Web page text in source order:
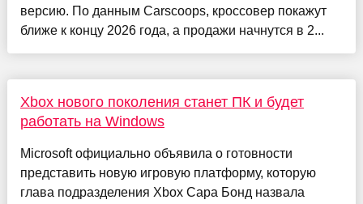
версию. По данным Carscoops, кроссовер покажут
ближе к концу 2026 года, а продажи начнутся в 2...
Xbox нового поколения станет ПК и будет
работать на Windows
Microsoft официально объявила о готовности
представить новую игровую платформу, которую
глава подразделения Xbox Сара Бонд назвала